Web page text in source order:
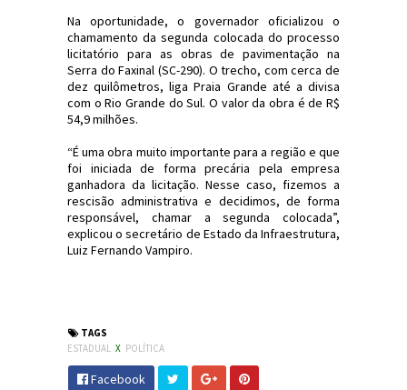
Na oportunidade, o governador oficializou o
chamamento da segunda colocada do processo
licitatório para as obras de pavimentação na
Serra do Faxinal (SC-290). O trecho, com cerca de
dez quilômetros, liga Praia Grande até a divisa
com o Rio Grande do Sul. O valor da obra é de R$
54,9 milhões.
“É uma obra muito importante para a região e que
foi iniciada de forma precária pela empresa
ganhadora da licitação. Nesse caso, fizemos a
rescisão administrativa e decidimos, de forma
responsável, chamar a segunda colocada”,
explicou o secretário de Estado da Infraestrutura,
Luiz Fernando Vampiro.
TAGS
ESTADUAL X POLÍTICA
Facebook